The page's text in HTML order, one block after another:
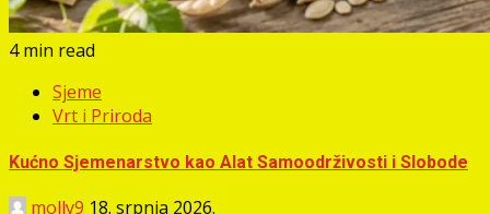
4 min read
Sjeme
Vrt i Priroda
Kućno Sjemenarstvo kao Alat Samoodrživosti i Slobode
molly9 18. srpnja 2026.